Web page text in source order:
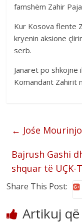
famshëm Zahir
Kur Kosova flente
kryenin aksione
serb.
Janaret po shkojnë
Komandant Zahirit
← Jośe
Bajrush Gashi
shquar të UÇK-
Share This Post:
Artikuj